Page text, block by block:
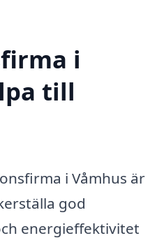
i
till
i Våmhus är
god
energieffektivitet